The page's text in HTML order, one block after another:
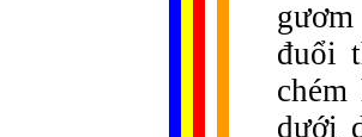
đuổi
dưới